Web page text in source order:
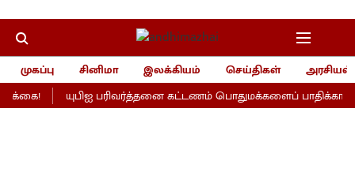
முகப்பு சினிமா இலக்கியம் செய்திகள்
அரசியல்
யுபிஐ பரிவர்த்தனை கட்டணம் பொதுமக்களைப்